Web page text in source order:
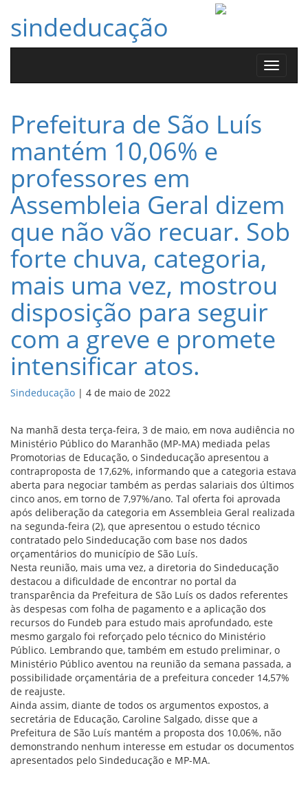
sindeducação
Toggle
Prefeitura de São Luís
mantém 10,06% e
professores em
Assembleia Geral dizem
que não vão recuar. Sob
forte chuva, categoria,
mais uma vez, mostrou
disposição para seguir
com a greve e promete
intensificar atos.
Sindeducação | 4 de maio de 2022
Na manhã desta terça-feira, 3 de maio, em nova audiência no
Ministério Público do Maranhão (MP-MA) mediada pelas
Promotorias de Educação, o Sindeducação apresentou a
contraproposta de 17,62%, informando que a categoria estava
aberta para negociar também as perdas salariais dos últimos
cinco anos, em torno de 7,97%/ano. Tal oferta foi aprovada
após deliberação da categoria em Assembleia Geral realizada
na segunda-feira (2), que apresentou o estudo técnico
contratado pelo Sindeducação com base nos dados
orçamentários do município de São Luís.
Nesta reunião, mais uma vez, a diretoria do Sindeducação
destacou a dificuldade de encontrar no portal da
transparência da Prefeitura de São Luís os dados referentes
às despesas com folha de pagamento e a aplicação dos
recursos do Fundeb para estudo mais aprofundado, este
mesmo gargalo foi reforçado pelo técnico do Ministério
Público. Lembrando que, também em estudo preliminar, o
Ministério Público aventou na reunião da semana passada, a
possibilidade orçamentária de a prefeitura conceder 14,57%
de reajuste.
Ainda assim, diante de todos os argumentos expostos, a
secretária de Educação, Caroline Salgado, disse que a
Prefeitura de São Luís mantém a proposta dos 10,06%, não
demonstrando nenhum interesse em estudar os documentos
apresentados pelo Sindeducação e MP-MA.